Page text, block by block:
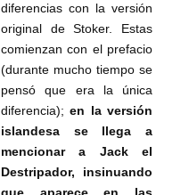
diferencias con la versión
original de Stoker. Estas
comienzan con el prefacio
(durante mucho tiempo se
pensó que era la única
diferencia);en la versión
islandesa se llega a
mencionar a Jack el
Destripador, insinuando